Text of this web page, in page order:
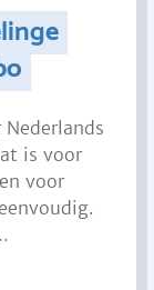
is voor
voor